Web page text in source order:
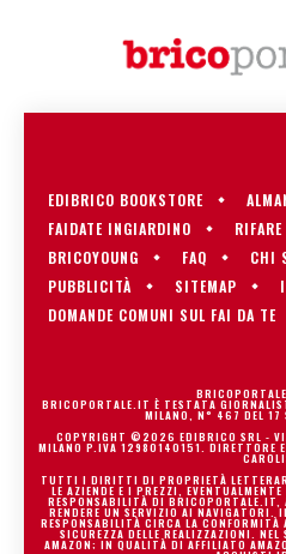
EDIBRICO BOOKSTORE
FAIDATE INGIARDINO
BRICOYOUNG
FAQ CHI
PUBBLICITÀ
SITEMAP
DOMANDE COMUNI SUL FAI DA TE
BRICOPORTALE.IT È TESTATA
MILANO, N° 467 DEL 17
COPYRIGHT ©2026 EDIBRICO SRL -
MILANO P.IVA 12980140151. DIRETTORE
TUTTI I DIRITTI DI PROPRIETÀ
LE AZIENDE E I PREZZI,
RESPONSABILITÀ DI BRICOPORTALE.IT,
RENDERE UN SERVIZIO AI NAVIGATORI.
RESPONSABILITÀ CIRCA LA CONFORMITÀ
SICUREZZA DELLE REALIZZAZIONI.
AMAZON; IN QUALITÀ DI AFFILIATO